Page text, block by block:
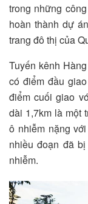
trong những
hoàn thành dự
trang đô thị của
Tuyến kênh
có điểm đầu
điểm cuối giao
dài 1,7km là một
ô nhiễm nặng
nhiều đoạn đã
nhiễm.